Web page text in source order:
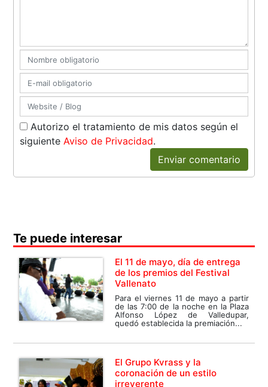
Autorizo el tratamiento de mis datos según el
siguiente Aviso de Privacidad.
Enviar comentario
Te puede interesar
El 11 de mayo, día de entrega
de los premios del Festival
Vallenato
Para el viernes 11 de mayo a partir
de las 7:00 de la noche en la Plaza
Alfonso López de Valledupar,
quedó establecida la premiación...
El Grupo Kvrass y la
coronación de un estilo
irreverente